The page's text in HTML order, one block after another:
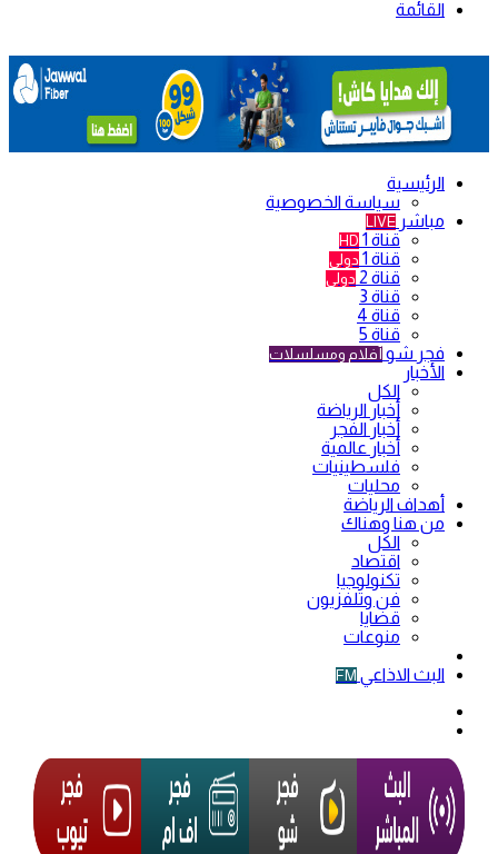
القائمة
الرئيسية
سياسة الخصوصية
مباشر LIVE
قناة 1 HD
قناة 1 دولي
قناة 2 دولي
قناة 3
قناة 4
قناة 5
فجر شو أفلام ومسلسلات
الأخبار
الكل
أخبار الرياضة
أخبار الفجر
أخبار عالمية
فلسطينيات
محليات
أهداف الرياضة
من هنا وهناك
الكل
اقتصاد
تكنولوجيا
فن وتلفزيون
قضايا
منوعات
البث الاذاعي FM